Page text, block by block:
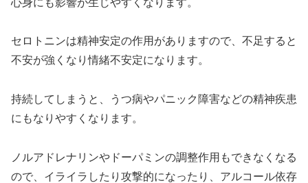
セロトニンは精神安定の作用がありますので、不足すると
不安が強く なり情緒不安定になります。
持続してしまうと、
うつ病やパニック障害などの精神疾患
にもなりやすくなります。
ノルアドレナリンやドーパミンの調整作用もできなくなる
ので、イライラしたり攻撃的になったり、 アルコール依存